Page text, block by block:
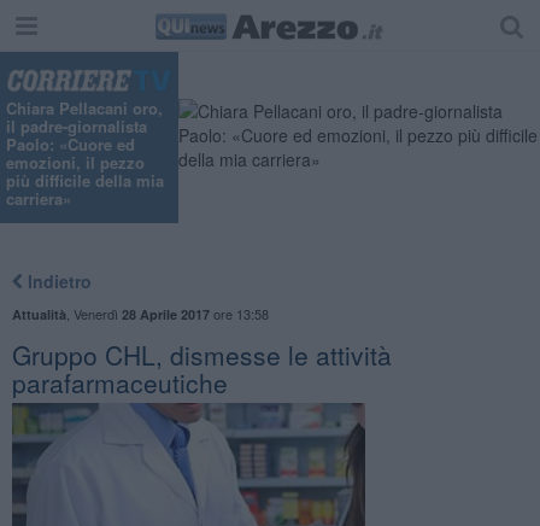
Chiara Pellacani oro,
il padre-giornalista
Paolo: «Cuore ed
emozioni, il pezzo
più difficile della mia
carriera»
Indietro
Attualità Venerdì 28 Aprile 2017ore 13:58
Gruppo CHL, dismesse le attività
parafarmaceutiche